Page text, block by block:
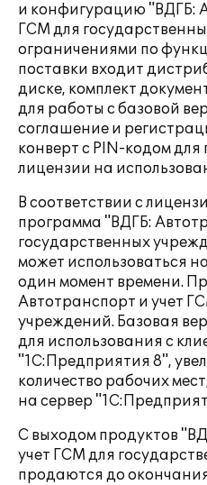
и конфигурацию "ВДГБ:
ГСМ для
ограничениями по
поставки входит
диске, комплект
для работы с базовой
соглашение и
конверт с PIN-кодом
лицензии на
В соответствии с
программа "ВДГБ:
государственных
может использоваться
один момент времени.
Автотранспорт и учет
учреждений. Базовая
для использования с
"1С:Предприятия 8",
количество рабочих
на сервер
С выходом продуктов
учет ГСМ для
продаются до